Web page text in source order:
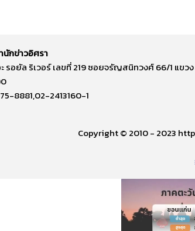
นักข่าวอิศรา
ะ รอยัล ริเวอร์ เลขที่ 219 ซอยจรัญสนิทวงศ์ 66/1 แข
8881,02-2413160-1
Copyright © 2010 - 2023